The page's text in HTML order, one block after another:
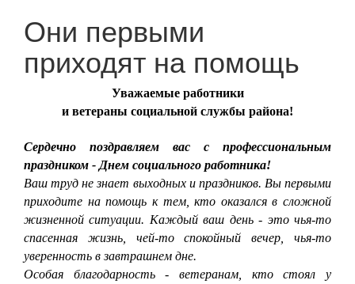
Они первыми
приходят на помощь
Уважаемые работники
и ветераны социальной службы района!
Сердечно поздравляем вас с профессиональным
праздником - Днем социального работника!
Ваш труд не знает выходных и праздников. Вы первыми
приходите на помощь к тем, кто оказался в сложной
жизненной ситуации. Каждый ваш день - это чья-то
спасенная жизнь, чей-то спокойный вечер, чья-то
уверенность в завтрашнем дне.
Особая благодарность - ветеранам, кто стоял у